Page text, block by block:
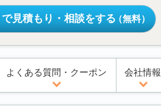
見積もり・相談をする（無料）
よくある質問・クーポン 会社情報